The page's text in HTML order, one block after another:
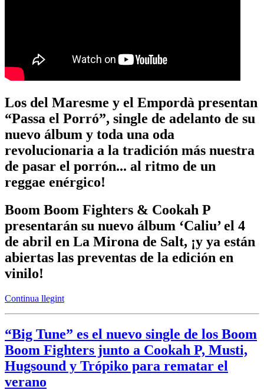
Los del Maresme y el Empordà presentan
“Passa el Porró”, single de adelanto de su
nuevo álbum y toda una oda
revolucionaria a la tradición más nuestra
de pasar el porrón... al ritmo de un
reggae enérgico!
Boom Boom Fighters & Cookah P
presentarán su nuevo álbum ‘Caliu’ el 4
de abril en La Mirona de Salt, ¡y ya están
abiertas las preventas de la edición en
vinilo!
Continua llegint
“Big Tune” es el nuevo single de los Boom
Boom Fighters junto a Cookah P, Musti,
Hugsound y Trópiko para rematar el
verano